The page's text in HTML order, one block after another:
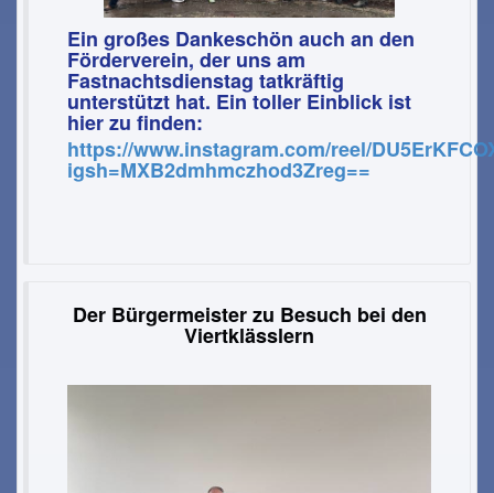
Ein großes Dankeschön auch an den
Förderverein, der uns am
Fastnachtsdienstag tatkräftig
unterstützt hat. Ein toller Einblick ist
hier zu finden:
https://www.instagram.com/reel/
igsh=MXB2dmhmczhod3Zreg==
Der Bürgermeister zu Besuch bei den
Viertklässlern